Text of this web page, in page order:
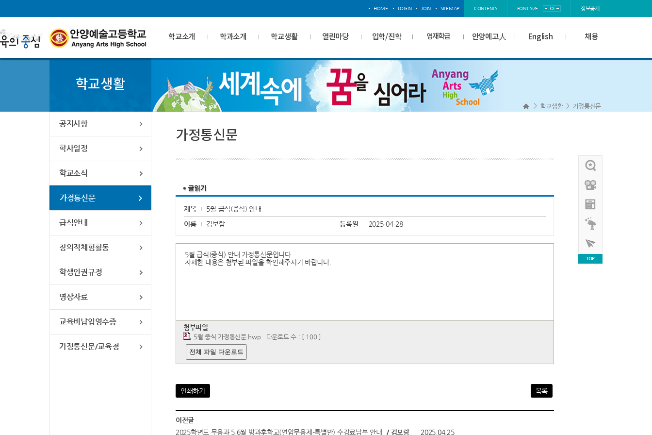
HOME LOGIN JOIN SITEMAP CONTENTS FONT SIZE 정보공개
학교소개 학과소개 학교생활 열린마당 입학/진학 영재학급 안양예고人 English 채용
학교생활
> 학교생활 > 가정통신문
가정통신문
제목
5월 급식(중식) 안내
이름
김보람 등록일 2025-04-28
5월 급식(중식) 안내 가정통신문입니다.
자세한 내용은 첨부된 파일을 확인해주시기 바랍니다.
첨부파일
5월 중식 가정통신문.hwp 다운로드 수 : [ 100 ]
전체 파일 다운로드
인쇄하기 목록
이전글
2025학년도 무용과 5,6월 방과후학교(연암무용제-특별반) 수강료납부 안내
/ 김보람 2025.04.25
공지사항
학사일정
학교소식
가정통신문
급식안내
창의적체험활동
학생인권규정
영상자료
교육비납입영수증
가정통신문/교육청
TOP